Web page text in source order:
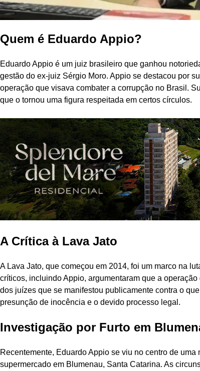
Quem é Eduardo Appio?
Eduardo Appio é um juiz brasileiro que ganhou
gestão do ex-juiz Sérgio Moro. Appio se destacou por
operação que visava combater a corrupção no Brasil.
que o tornou uma figura respeitada em certos círculos.
A Crítica à Lava Jato
A Lava Jato, que começou em 2014, foi um marco na
críticos, incluindo Appio, argumentaram que a
dos juízes que se manifestou publicamente contra o
presunção de inocência e o devido processo legal.
Investigação por Furto em
Recentemente, Eduardo Appio se viu no centro de
supermercado em Blumenau, Santa Catarina. As